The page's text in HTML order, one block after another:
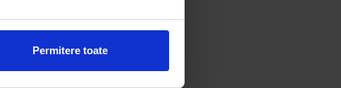
Permitere toate